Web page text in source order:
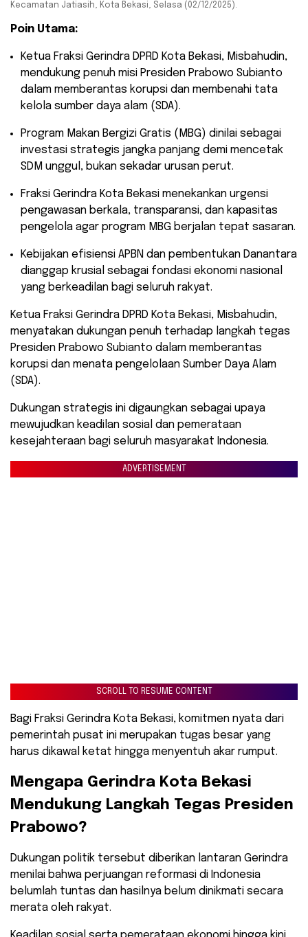
Kecamatan Jatiasih, Kota Bekasi, Selasa (02/12/2025).
Poin Utama:
​Ketua Fraksi Gerindra DPRD Kota Bekasi, Misbahudin,
mendukung penuh misi Presiden Prabowo Subianto
dalam memberantas korupsi dan membenahi tata
kelola sumber daya alam (SDA).
​Program Makan Bergizi Gratis (MBG) dinilai sebagai
investasi strategis jangka panjang demi mencetak
SDM unggul, bukan sekadar urusan perut.
​Fraksi Gerindra Kota Bekasi menekankan urgensi
pengawasan berkala, transparansi, dan kapasitas
pengelola agar program MBG berjalan tepat sasaran.
​Kebijakan efisiensi APBN dan pembentukan Danantara
dianggap krusial sebagai fondasi ekonomi nasional
yang berkeadilan bagi seluruh rakyat.
​Ketua Fraksi Gerindra DPRD Kota Bekasi, Misbahudin,
menyatakan dukungan penuh terhadap langkah tegas
Presiden Prabowo Subianto dalam memberantas
korupsi dan menata pengelolaan Sumber Daya Alam
(SDA).
Dukungan strategis ini digaungkan sebagai upaya
mewujudkan keadilan sosial dan pemerataan
kesejahteraan bagi seluruh masyarakat Indonesia.
ADVERTISEMENT
SCROLL TO RESUME CONTENT
Bagi Fraksi Gerindra Kota Bekasi, komitmen nyata dari
pemerintah pusat ini merupakan tugas besar yang
harus dikawal ketat hingga menyentuh akar rumput.
​Mengapa Gerindra Kota Bekasi
Mendukung Langkah Tegas Presiden
Prabowo?
​Dukungan politik tersebut diberikan lantaran Gerindra
menilai bahwa perjuangan reformasi di Indonesia
belumlah tuntas dan hasilnya belum dinikmati secara
merata oleh rakyat.